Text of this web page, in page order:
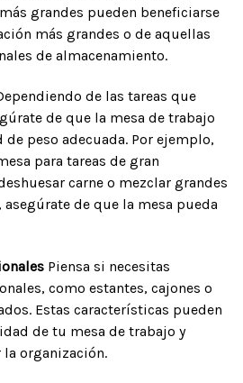
grandes pueden beneficiarse
más grandes o de aquellas
de almacenamiento.
de las tareas que
de que la mesa de trabajo
peso adecuada. Por ejemplo,
para tareas de gran
carne o mezclar grandes
de que la mesa pueda
Piensa si necesitas
como estantes, cajones o
Estas características pueden
de tu mesa de trabajo y
la organización.